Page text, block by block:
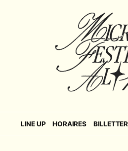
LINE UP HORAIRES